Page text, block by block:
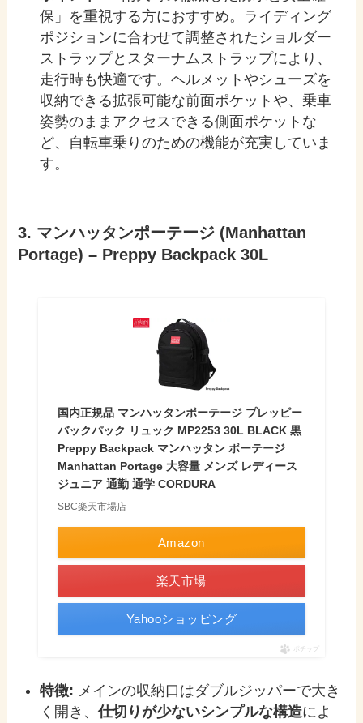
保」を重視する方におすすめ。ライディング
ポジションに合わせて調整されたショルダー
ストラップとスターナムストラップにより、
走行時も快適です。ヘルメットやシューズを
収納できる拡張可能な前面ポケットや、乗車
姿勢のままアクセスできる側面ポケットな
ど、自転車乗りのための機能が充実していま
す。
3. マンハッタンポーテージ (Manhattan
Portage) – Preppy Backpack 30L
国内正規品 マンハッタンポーテージ プレッピー
バックパック リュック MP2253 30L BLACK 黒
Preppy Backpack マンハッタン ポーテージ
Manhattan Portage 大容量 メンズ レディース
ジュニア 通勤 通学 CORDURA
SBC楽天市場店
Amazon
楽天市場
Yahooショッピング
ポチップ
特徴: メインの収納口はダブルジッパーで大き
く開き、仕切りが少ないシンプルな構造によ